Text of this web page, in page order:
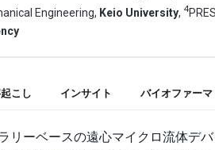
Engineering, Keio University, 4
こし インサイト バイオファー
リーベースの遠心マイクロ流体デ